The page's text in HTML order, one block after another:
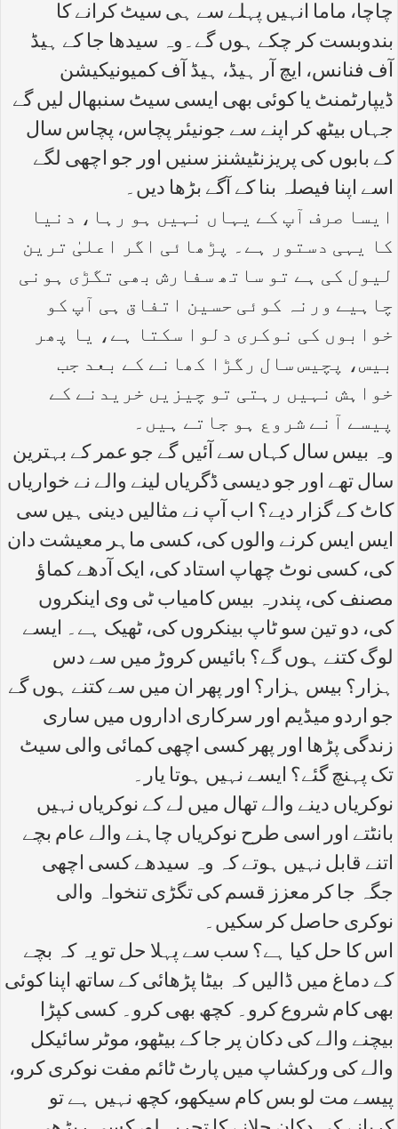
چاچا، ماما انہیں پہلے سے ہی سیٹ کرانے کا
بندوبست کر چکے ہوں گے۔وہ سیدھا جا کے ہیڈ
آف فنانس، ایچ آر ہیڈ، ہیڈ آف کمیونیکیشن
ڈیپارٹمنٹ یا کوئی بھی ایسی سیٹ سنبھال لیں گے
جہاں بیٹھ کر اپنے سے جونیئر پچاس، پچاس سال
کے بابوں کی پریزنٹیشنز سنیں اور جو اچھی لگے
اسے اپنا فیصلہ بنا کے آگے بڑھا دیں۔
ایسا صرف آپ کے یہاں نہیں ہو رہا، دنیا
کا یہی دستور ہے۔ پڑھائی اگر اعلیٰ ترین
لیول کی ہے تو ساتھ سفارش بھی تگڑی ہونی
چاہیے ورنہ کوئی حسین اتفاق ہی آپ کو
خوابوں کی نوکری دلوا سکتا ہے، یا پھر
بیس، پچیس سال رگڑا کھانے کے بعد جب
خواہش نہیں رہتی تو چیزیں خریدنے کے
پیسے آنے شروع ہو جاتے ہیں۔
وہ بیس سال کہاں سے آئیں گے جو عمر کے بہترین
سال تھے اور جو دیسی ڈگریاں لینے والے نے خواریاں
کاٹ کے گزار دیے؟ اب آپ نے مثالیں دینی ہیں سی
ایس ایس کرنے والوں کی، کسی ماہر معیشت دان
کی، کسی نوٹ چھاپ استاد کی، ایک آدھے کماؤ
مصنف کی، پندرہ بیس کامیاب ٹی وی اینکروں
کی، دو تین سو ٹاپ بینکروں کی، ٹھیک ہے۔ ایسے
لوگ کتنے ہوں گے؟ بائیس کروڑ میں سے دس
ہزار؟ بیس ہزار؟ اور پھر ان میں سے کتنے ہوں گے
جو اردو میڈیم اور سرکاری اداروں میں ساری
زندگی پڑھا اور پھر کسی اچھی کمائی والی سیٹ
تک پہنچ گئے؟ ایسے نہیں ہوتا یار۔
نوکریاں دینے والے تھال میں لے کے نوکریاں نہیں
بانٹتے اور اسی طرح نوکریاں چاہنے والے عام بچے
اتنے قابل نہیں ہوتے کہ وہ سیدھے کسی اچھی
جگہ جا کر معزز قسم کی تگڑی تنخواہ والی
نوکری حاصل کر سکیں۔
اس کا حل کیا ہے؟ سب سے پہلا حل تو یہ کہ بچے
کے دماغ میں ڈالیں کہ بیٹا پڑھائی کے ساتھ اپنا کوئی
بھی کام شروع کرو۔ کچھ بھی کرو۔ کسی کپڑا
بیچنے والے کی دکان پر جا کے بیٹھو، موٹر سائیکل
والے کی ورکشاپ میں پارٹ ٹائم مفت نوکری کرو،
پیسے مت لو بس کام سیکھو، کچھ نہیں ہے تو